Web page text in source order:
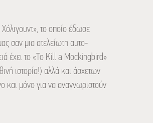
το οποίο έδωσε
σαν μια ατελείωτη αυτο-
έχει το «To Kill a Mockingbird»
ιστορία!) αλλά και άσχετων
και μόνο για να αναγνωριστούν